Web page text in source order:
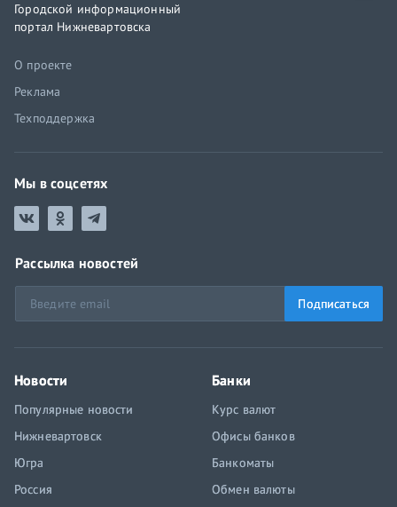
Городской информационный
портал Нижневартовска
О проекте
Реклама
Техподдержка
Мы в соцсетях
Рассылка новостей
Подписаться
Новости
Популярные новости
Нижневартовск
Югра
Россия
Банки
Курс валют
Офисы банков
Банкоматы
Обмен валюты